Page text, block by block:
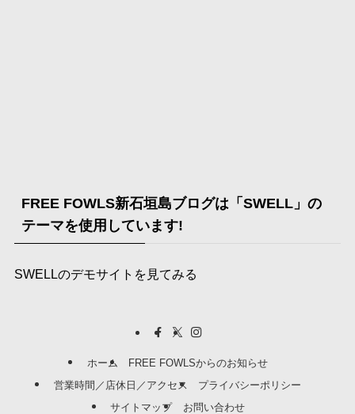
FREE FOWLS新石垣島ブログは「SWELL」の
テーマを使用しています!
SWELLのデモサイトを見てみる
ホーム
FREE FOWLSからのお知らせ
営業時間／店休日／アクセス
プライバシーポリシー
サイトマップ
お問い合わせ